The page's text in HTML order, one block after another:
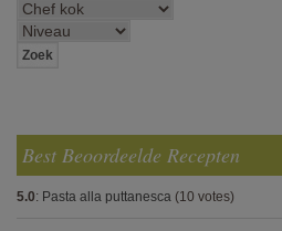
Best Beoordeelde Recepten
5.0: Pasta alla puttanesca (10 votes)